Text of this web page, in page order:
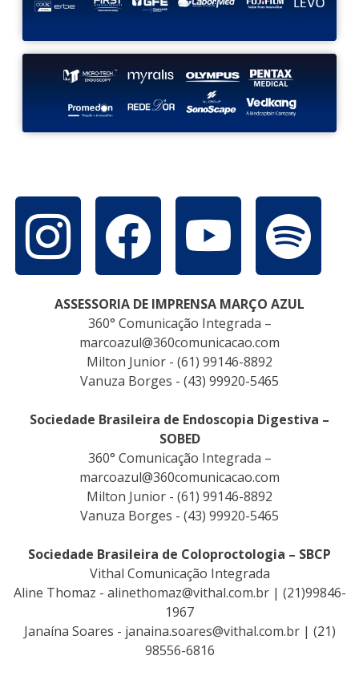
ASSESSORIA DE IMPRENSA MARÇO AZUL
360° Comunicação Integrada –
marcoazul@360comunicacao.com
Milton Junior - (61) 99146-8892
Vanuza Borges - (43) 99920-5465
Sociedade Brasileira de Endoscopia Digestiva –
SOBED
360° Comunicação Integrada –
marcoazul@360comunicacao.com
Milton Junior - (61) 99146-8892
Vanuza Borges - (43) 99920-5465
Sociedade Brasileira de Coloproctologia – SBCP
Vithal Comunicação Integrada
Aline Thomaz - alinethomaz@vithal.com.br| (21)99846-
1967
Janaína Soares - janaina.soares@vithal.com.br| (21)
98556-6816